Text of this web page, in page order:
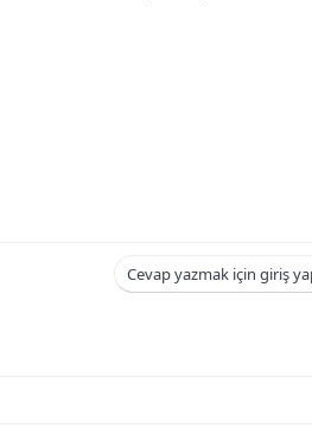
Cevap yazmak için giriş